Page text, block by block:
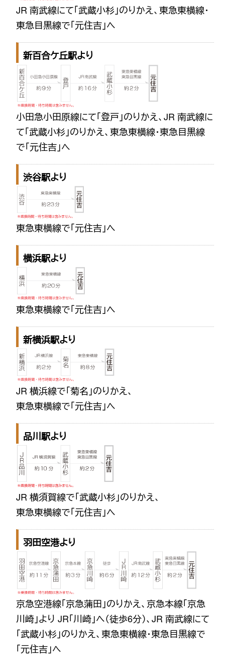
JR 南武線にて「武蔵小杉」のりかえ、東急東横線・
東急目黒線で「元住吉」へ
新百合ケ丘駅より
小田急小田原線にて「登戸」のりかえ、JR 南武線に
て「武蔵小杉」のりかえ、東急東横線・東急目黒線
で「元住吉」へ
渋谷駅より
東急東横線で「元住吉」へ
横浜駅より
東急東横線で「元住吉」へ
新横浜駅より
JR 横浜線で「菊名」のりかえ、
東急東横線で「元住吉」へ
品川駅より
JR 横須賀線で「武蔵小杉」のりかえ、
東急東横線で「元住吉」へ
羽田空港より
京急空港線「京急蒲田」のりかえ、京急本線「京急
川崎」より JR「川崎」へ（徒歩6分）、JR 南武線にて
「武蔵小杉」のりかえ、東急東横線・東急目黒線で
「元住吉」へ